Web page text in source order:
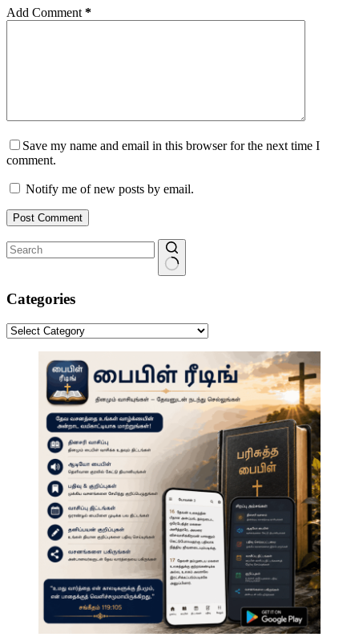
Add Comment *
Save my name and email in this browser for the next time I
comment.
Notify me of new posts by email.
Post Comment
results
Categories
Categories